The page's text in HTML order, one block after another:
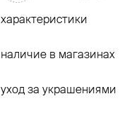
характеристики
наличие в магазинах
уход за украшениями